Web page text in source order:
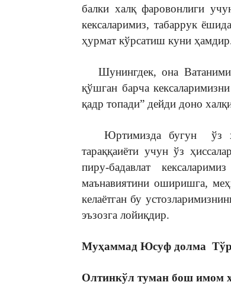
балки халқ фаровонлиги
кексаларимиз, табаррук
ҳурмат кўрсатиш куни
Шунингдек, она
қўшган барча
қадр топади” дейди доно
Юртимизда бугун ўз
тараққаиёти учун ўз
пиру-бадавлат
маънавиятини оширишга,
келаётган бу
эъзозга лойиқдир.
Муҳаммад Юсуф долма
Олтинкўл туман бош имом